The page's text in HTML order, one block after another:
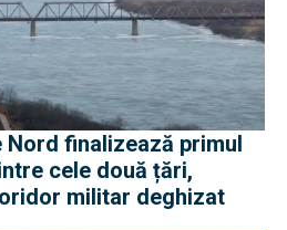
Nord finalizează primul
cele două țări,
militar deghizat